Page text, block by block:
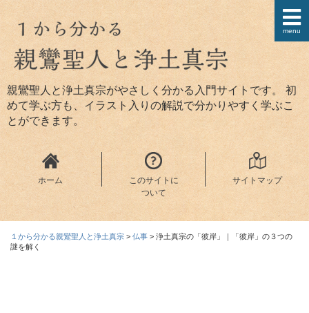
menu
ホーム
このサイトに
ついて
サイトマップ
親鸞聖人と浄土真宗がやさしく分かる入門サイトです。 初
めて学ぶ方も、イラスト入りの解説で分かりやすく学ぶこ
とができます。
１から分かる親鸞聖人と浄土真宗 > 仏事 > 浄土真宗の「彼岸」｜「彼岸」の３つの
謎を解く